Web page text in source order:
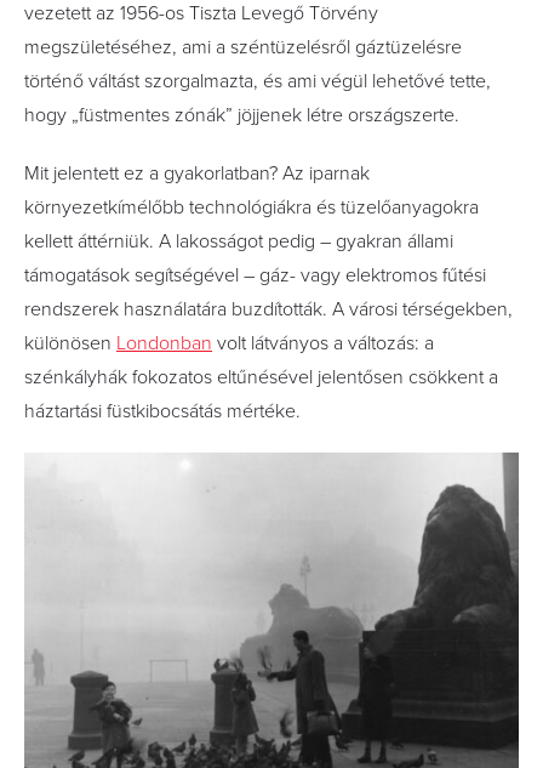
vezetett az 1956-os Tiszta Levegő Törvény
megszületéséhez, ami a széntüzelésről gáztüzelésre
történő váltást szorgalmazta, és ami végül lehetővé tette,
hogy „füstmentes zónák” jöjjenek létre országszerte.
Mit jelentett ez a gyakorlatban? Az iparnak
környezetkímélőbb technológiákra és tüzelőanyagokra
kellett áttérniük. A lakosságot pedig – gyakran állami
támogatások segítségével – gáz- vagy elektromos fűtési
rendszerek használatára buzdították. A városi térségekben,
különösen Londonban volt látványos a változás: a
szénkályhák fokozatos eltűnésével jelentősen csökkent a
háztartási füstkibocsátás mértéke.